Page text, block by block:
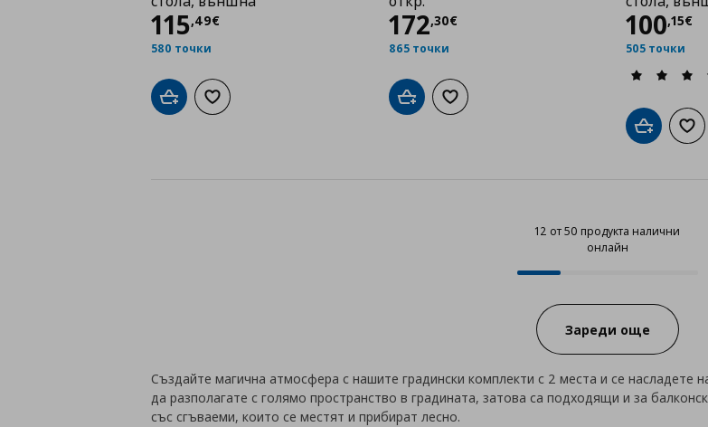
115,49€
Цена
580 точки
Добави в кошницата
Добави към списъка с любими
172,30€
Цена
865 точки
Добави в кошницата
Добави към списъка с любими
100,15€
Цена
505 точки
Добави в
12 от 50 продукта налични
онлайн
Progress:
Зареди още
Създайте магична атмосфера с нашите градински комплекти с 2 места и се
да разполагате с голямо пространство в градината, затова са подходящи и за
със сгъваеми, които се местят и прибират лесно.